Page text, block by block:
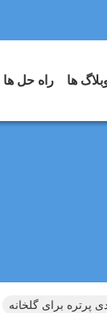
ها راه حل ها
پرتره برای گلخانه